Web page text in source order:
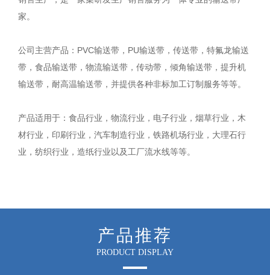
家。
公司主营产品：PVC输送带，PU输送带，传送带，特氟龙输送
带，食品输送带，物流输送带，传动带，倾角输送带，提升机
输送带，耐高温输送带，并提供各种非标加工订制服务等等。
产品适用于：食品行业，物流行业，电子行业，烟草行业，木
材行业，印刷行业，汽车制造行业，铁路机场行业，大理石行
业，纺织行业，造纸行业以及工厂流水线等等。
产品推荐
PRODUCT DISPLAY